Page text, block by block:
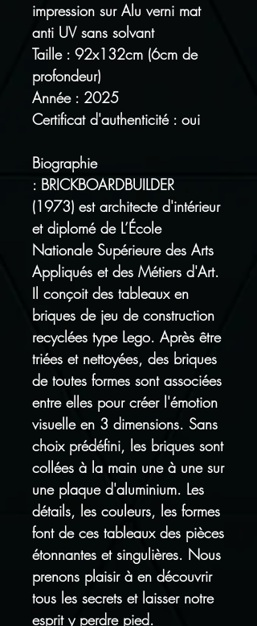
impression sur Alu verni mat
anti UV sans solvant
Taille : 92x132cm (6cm de
profondeur)
Année : 2025
Certificat d'authenticité : oui
Biographie
: BRICKBOARDBUILDER
(1973) est architecte d'intérieur
et diplomé de L’École
Nationale Supérieure des Arts
Appliqués et des Métiers d'Art.
Il conçoit des tableaux en
briques de jeu de construction
recyclées type Lego. Après être
triées et nettoyées, des briques
de toutes formes sont associées
entre elles pour créer l'émotion
visuelle en 3 dimensions. Sans
choix prédéfini, les briques sont
collées à la main une à une sur
une plaque d'aluminium. Les
détails, les couleurs, les formes
font de ces tableaux des pièces
étonnantes et singulières. Nous
prenons plaisir à en découvrir
tous les secrets et laisser notre
esprit y perdre pied.